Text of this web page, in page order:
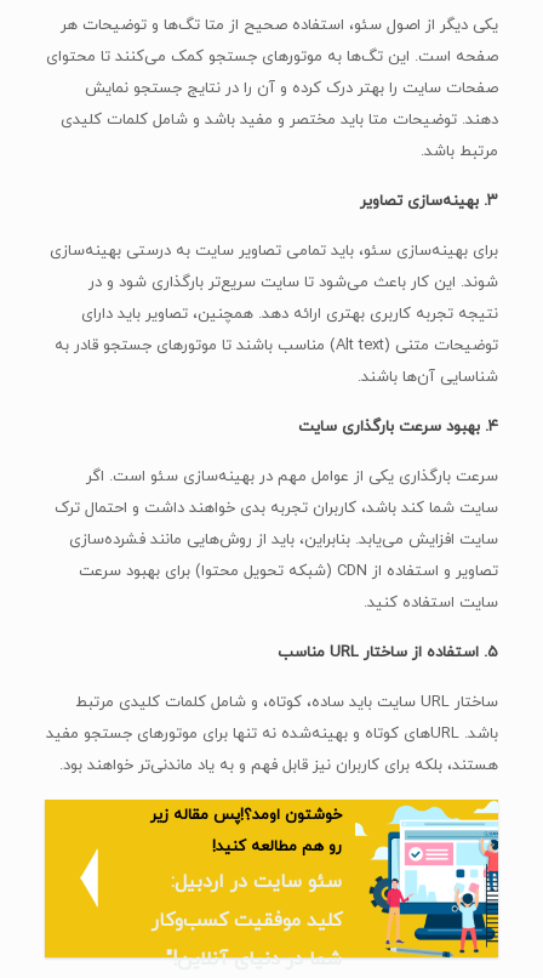
یکی دیگر از اصول سئو، استفاده صحیح از متا تگ‌ها و توضیحات هر
صفحه است. این تگ‌ها به موتورهای جستجو کمک می‌کنند تا محتوای
صفحات سایت را بهتر درک کرده و آن را در نتایج جستجو نمایش
دهند. توضیحات متا باید مختصر و مفید باشد و شامل کلمات کلیدی
مرتبط باشد.
۳. بهینه‌سازی تصاویر
برای بهینه‌سازی سئو، باید تمامی تصاویر سایت به درستی بهینه‌سازی
شوند. این کار باعث می‌شود تا سایت سریع‌تر بارگذاری شود و در
نتیجه تجربه کاربری بهتری ارائه دهد. همچنین، تصاویر باید دارای
توضیحات متنی (Alt text) مناسب باشند تا موتورهای جستجو قادر به
شناسایی آن‌ها باشند.
۴. بهبود سرعت بارگذاری سایت
سرعت بارگذاری یکی از عوامل مهم در بهینه‌سازی سئو است. اگر
سایت شما کند باشد، کاربران تجربه بدی خواهند داشت و احتمال ترک
سایت افزایش می‌یابد. بنابراین، باید از روش‌هایی مانند فشرده‌سازی
تصاویر و استفاده از CDN (شبکه تحویل محتوا) برای بهبود سرعت
سایت استفاده کنید.
5. استفاده از ساختار URL مناسب
ساختار URL سایت باید ساده، کوتاه، و شامل کلمات کلیدی مرتبط
باشد. URL‌های کوتاه و بهینه‌شده نه تنها برای موتورهای جستجو مفید
هستند، بلکه برای کاربران نیز قابل فهم و به یاد ماندنی‌تر خواهند بود.
خوشتون اومد؟!پس مقاله زیر
رو هم مطالعه کنید!
سئو سایت در اردبیل:
کلید موفقیت کسب‌وکار
شما در دنیای آنلاین!"